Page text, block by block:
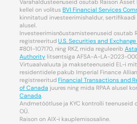
Varahaldusteenuseid osutab Raison Asset
kellel on volitusBVI Financial Services
kinnitatud investeerimishaldur, sertifikaadi
alusel.
Investeerimisnõustamisteenuseid osutab
registreeritudU.S. Securities and
#801-107170, ning RKZ, mida reguleerib
Authoritylitsentsiga AFSA-A-LA-2023-
Virtuaalvaluuta ja makseteenuseid EL-i
residentidele pakub Imperial Finance
registreeritudFinancial Transactions and
of Canada juures ning mida RPAA alusel
Canada.
Andmetöötluse ja KYC kontrolli teenuseid
OÜ.
Raison on AIX-i kauplemisosaline.